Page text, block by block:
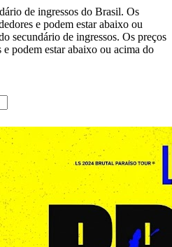
de ingressos do Brasil. Os
e podem estar abaixo ou
secundário de ingressos. Os preços
podem estar abaixo ou acima do